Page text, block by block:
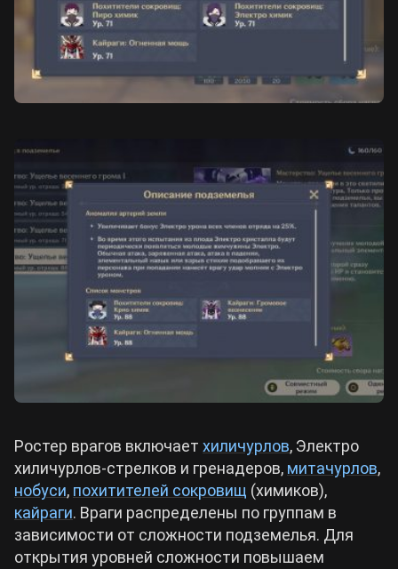
Ростер врагов включает хиличурлов, Электро
хиличурлов-стрелков и гренадеров, митачурлов,
нобуси, похитителей сокровищ (химиков),
кайраги. Враги распределены по группам в
зависимости от сложности подземелья. Для
открытия уровней сложности повышаем